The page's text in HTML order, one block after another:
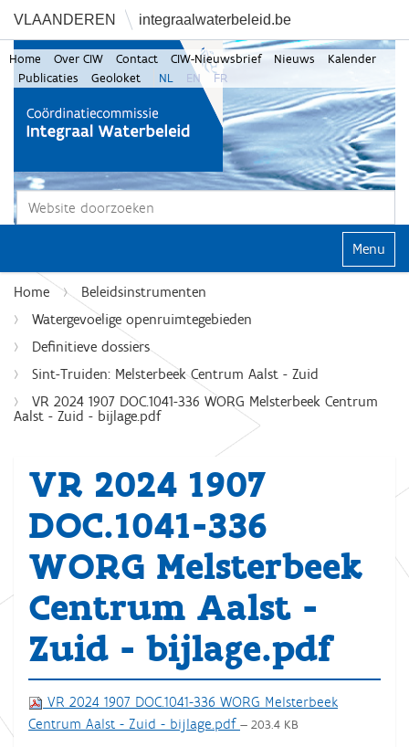
VLAANDEREN integraalwaterbeleid.be
Zoek
Home Over CIW Contact CIW-Nieuwsbrief Nieuws
Kalender
Publicaties
Geoloket NL EN FR
Klap
Home
Beleidsinstrumenten
Watergevoelige openruimtegebieden
Definitieve dossiers
Sint-Truiden: Melsterbeek Centrum Aalst - Zuid
VR 2024 1907 DOC.1041-336 WORG Melsterbeek Centrum
Aalst - Zuid - bijlage.pdf
VR 2024 1907
DOC.1041-336
WORG Melsterbeek
Centrum Aalst -
Zuid - bijlage.pdf
VR 2024 1907 DOC.1041-336 WORG Melsterbeek
Centrum Aalst - Zuid - bijlage.pdf — 203.4 KB